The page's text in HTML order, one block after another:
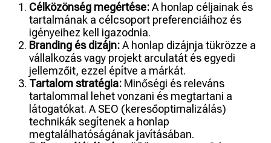
Célközönség megértése:A honlap céljainak és
tartalmának a célcsoport preferenciáihoz és
igényeihez kell igazodnia.
Branding és dizájn:A honlap dizájnja tükrözze a
vállalkozás vagy projekt arculatát és egyedi
jellemzőit, ezzel építve a márkát.
Tartalom stratégia: Minőségi és releváns
tartalommal lehet vonzani és megtartani a
látogatókat. A SEO (keresőoptimalizálás)
technikák segítenek a honlap
megtalálhatóságának javításában.